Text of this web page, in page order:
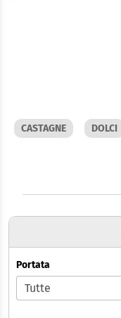
CASTAGNE DOLCI
Portata